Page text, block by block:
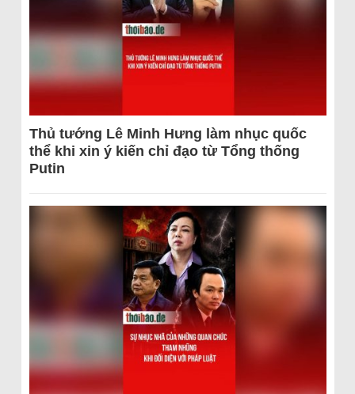
Thủ tướng Lê Minh Hưng làm nhục quốc
thể khi xin ý kiến chỉ đạo từ Tổng thống
Putin